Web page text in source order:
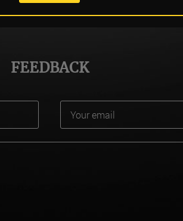
FEEDBACK